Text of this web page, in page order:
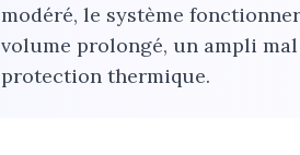
modéré, le système
volume prolongé, un ampli
protection thermique.